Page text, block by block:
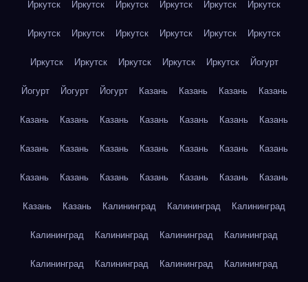
Иркутск Иркутск Иркутск Иркутск Иркутск Иркутск
Иркутск Иркутск Иркутск Иркутск Иркутск Иркутск
Иркутск Иркутск Иркутск Иркутск Иркутск Йогурт
Йогурт Йогурт Йогурт Казань Казань Казань Казань
Казань Казань Казань Казань Казань Казань Казань
Казань Казань Казань Казань Казань Казань Казань
Казань Казань Казань Казань Казань Казань Казань
Казань Казань Калининград Калининград Калининград
Калининград Калининград Калининград Калининград
Калининград Калининград Калининград Калининград